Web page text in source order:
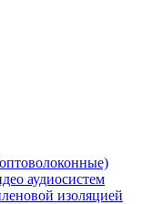
аудиосистем
изоляцией